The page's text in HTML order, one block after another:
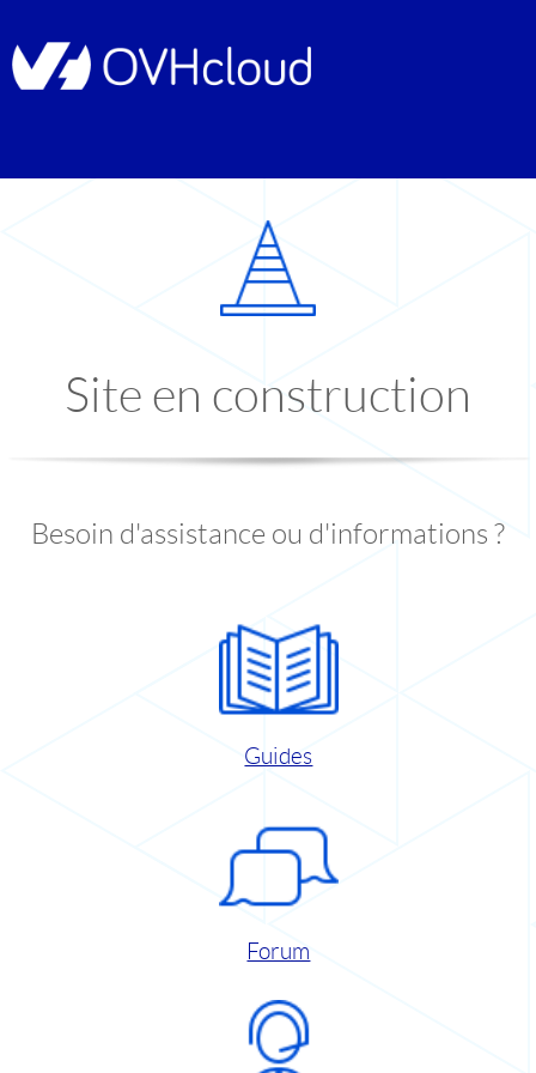
Site en construction
Besoin d'assistance ou d'informations ?
Guides
Forum